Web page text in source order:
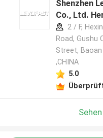
Shenzhen
Co., Ltd.
2 / F,
Road, Gushu
Street,
,CHINA
5.0